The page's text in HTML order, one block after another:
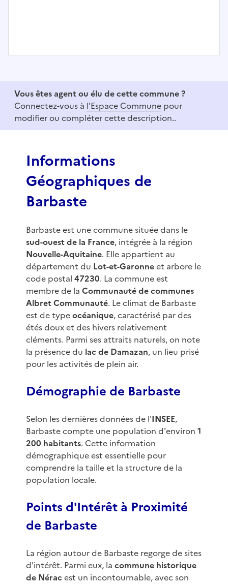
f
Vous êtes agent ou élu de cette commune ?
Connectez-vous à l'Espace Commune pour
modifier ou compléter cette description..
Informations
Géographiques de
Barbaste
Barbaste est une commune située dans le
sud-ouest de la France, intégrée à la région
Nouvelle-Aquitaine. Elle appartient au
département du Lot-et-Garonneet arbore le
code postal 47230. La commune est
membre de la Communauté de communes
Albret Communauté. Le climat de Barbaste
est de typeocéanique, caractérisé par des
étés doux et des hivers relativement
cléments. Parmi ses attraits naturels, on note
la présence du lac de Damazan, un lieu prisé
pour les activités de plein air.
Démographie de Barbaste
Selon les dernières données de l'INSEE,
Barbaste compte une population d'environ 1
200 habitants. Cette information
démographique est essentielle pour
comprendre la taille et la structure de la
population locale.
Points d'Intérêt à Proximité
de Barbaste
La région autour de Barbaste regorge de sites
d'intérêt. Parmi eux, la commune historique
de Néracest un incontournable, avec son